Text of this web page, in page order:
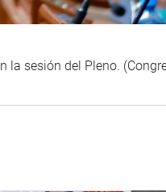
la sesión del Pleno.